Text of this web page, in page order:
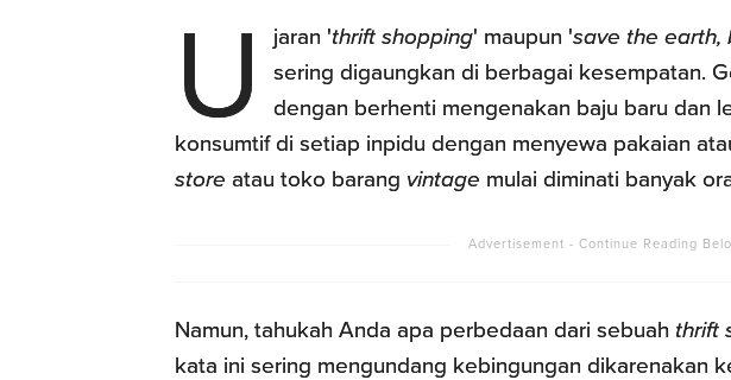
U jaran 'thrift shopping' maupun 'save the earth,
sering digaungkan di berbagai kesempatan.
dengan berhenti mengenakan baju baru dan
konsumtif di setiap inpidu dengan menyewa pakaian
store atau toko barang vintage mulai diminati banyak
Namun, tahukah Anda apa perbedaan dari sebuah thrift
kata ini sering mengundang kebingungan dikarenakan